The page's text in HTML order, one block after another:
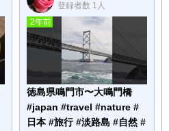
登録者数 1人
2年前
徳島県鳴門市〜大鳴門橋
#japan #travel #nature #
日本 #旅行 #淡路島 #自然 #